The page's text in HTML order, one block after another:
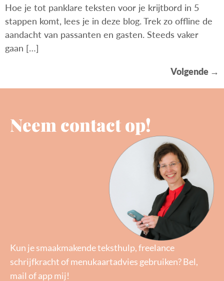
Hoe je tot panklare teksten voor je krijtbord in 5
stappen komt, lees je in deze blog. Trek zo offline de
aandacht van passanten en gasten. Steeds vaker
gaan […]
Volgende →
Neem contact op!
Kun je smaakmakende teksthulp, freelance
schrijfkracht of menukaartadvies gebruiken? Bel,
mail of app mij!